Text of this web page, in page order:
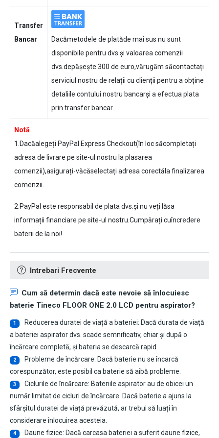
Transfer
Bancar
Dacămetodele de platăde mai sus nu sunt
disponibile pentru dvs.și valoarea comenzii
dvs.depășește 300 de euro,vărugăm săcontactați
serviciul nostru de relații cu clienții pentru a obține
detaliile contului nostru bancarși a efectua plata
prin transfer bancar.
Notă
1.Dacăalegeți PayPal Express Checkout(în loc săcompletați
adresa de livrare pe site-ul nostru la plasarea
comenzii),asigurați-văcăselectați adresa corectăla finalizarea
comenzii.
2.PayPal este responsabil de plata dvs.și nu veți lăsa
informații financiare pe site-ul nostru.Cumpărați cuîncredere
baterii de la noi!
Intrebari Frecvente
Cum să determin dacă este nevoie să înlocuiesc
baterie Tineco FLOOR ONE 2.0 LCD pentru aspirator?
1
Reducerea duratei de viață a bateriei: Dacă durata de viață
a bateriei aspirator dvs. scade semnificativ, chiar și după o
încărcare completă, și bateria se descarcă rapid.
2
Probleme de încărcare: Dacă baterie nu se încarcă
corespunzător, este posibil ca baterie să aibă probleme.
3
Ciclurile de încărcare: Bateriile aspirator au de obicei un
număr limitat de cicluri de încărcare. Dacă baterie a ajuns la
sfârșitul duratei de viață prevăzută, ar trebui să luați în
considerare înlocuirea acesteia.
4
Daune fizice: Dacă carcasa bateriei a suferit daune fizice,